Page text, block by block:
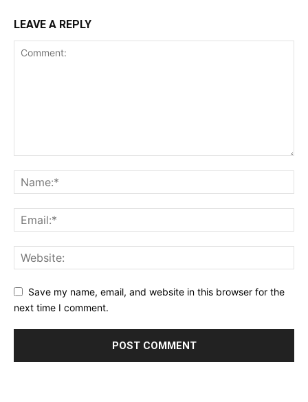
LEAVE A REPLY
Save my name, email, and website in this browser for the
next time I comment.